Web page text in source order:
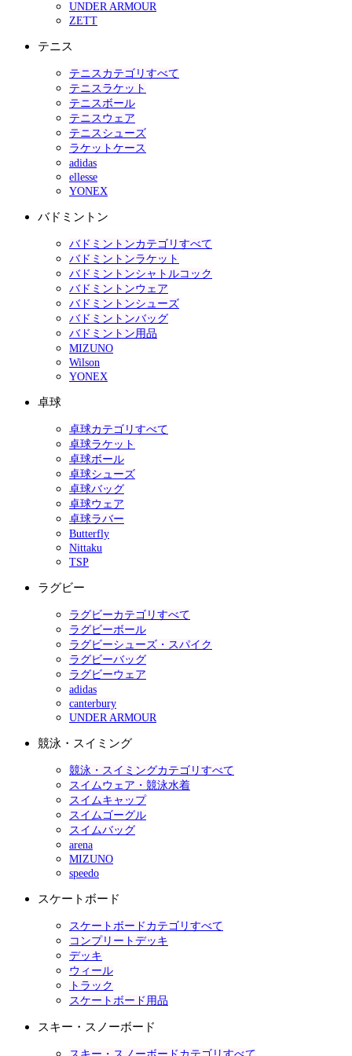
UNDER ARMOUR
ZETT
テニス
テニスカテゴリすべて
テニスラケット
テニスボール
テニスウェア
テニスシューズ
ラケットケース
adidas
ellesse
YONEX
バドミントン
バドミントンカテゴリすべて
バドミントンラケット
バドミントンシャトルコック
バドミントンウェア
バドミントンシューズ
バドミントンバッグ
バドミントン用品
MIZUNO
Wilson
YONEX
卓球
卓球カテゴリすべて
卓球ラケット
卓球ボール
卓球シューズ
卓球バッグ
卓球ウェア
卓球ラバー
Butterfly
Nittaku
TSP
ラグビー
ラグビーカテゴリすべて
ラグビーボール
ラグビーシューズ・スパイク
ラグビーバッグ
ラグビーウェア
adidas
canterbury
UNDER ARMOUR
競泳・スイミング
競泳・スイミングカテゴリすべて
スイムウェア・競泳水着
スイムキャップ
スイムゴーグル
スイムバッグ
arena
MIZUNO
speedo
スケートボード
スケートボードカテゴリすべて
コンプリートデッキ
デッキ
ウィール
トラック
スケートボード用品
スキー・スノーボード